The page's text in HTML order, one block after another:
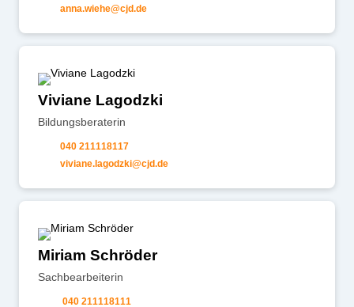
nn
w h cjd d
Viviane Lagodzki
Bildungsberaterin
040 211118117
v v n g dzk cjd d
Miriam Schröder
Sachbearbeiterin
040 211118111